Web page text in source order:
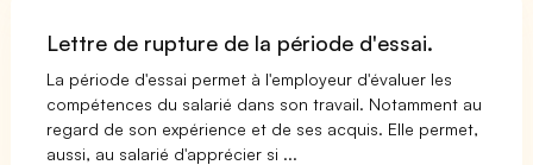
Lettre de rupture de la période d'essai.
La période d'essai permet à l'employeur d'évaluer les
compétences du salarié dans son travail. Notamment au
regard de son expérience et de ses acquis. Elle permet,
aussi, au salarié d'apprécier si ...